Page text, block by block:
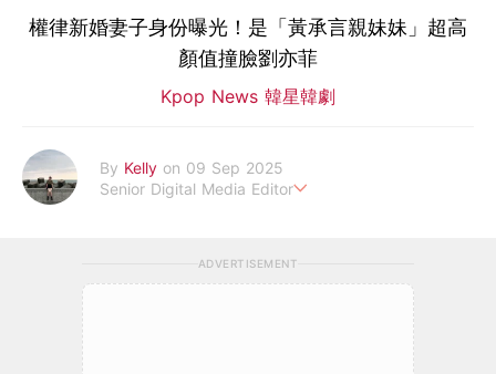
權律新婚妻子身份曝光！是「黃承言親妹妹」超高
顏值撞臉劉亦菲
Kpop News 韓星韓劇
By Kelly on 09 Sep 2025
Senior Digital Media Editor
ADVERTISEMENT